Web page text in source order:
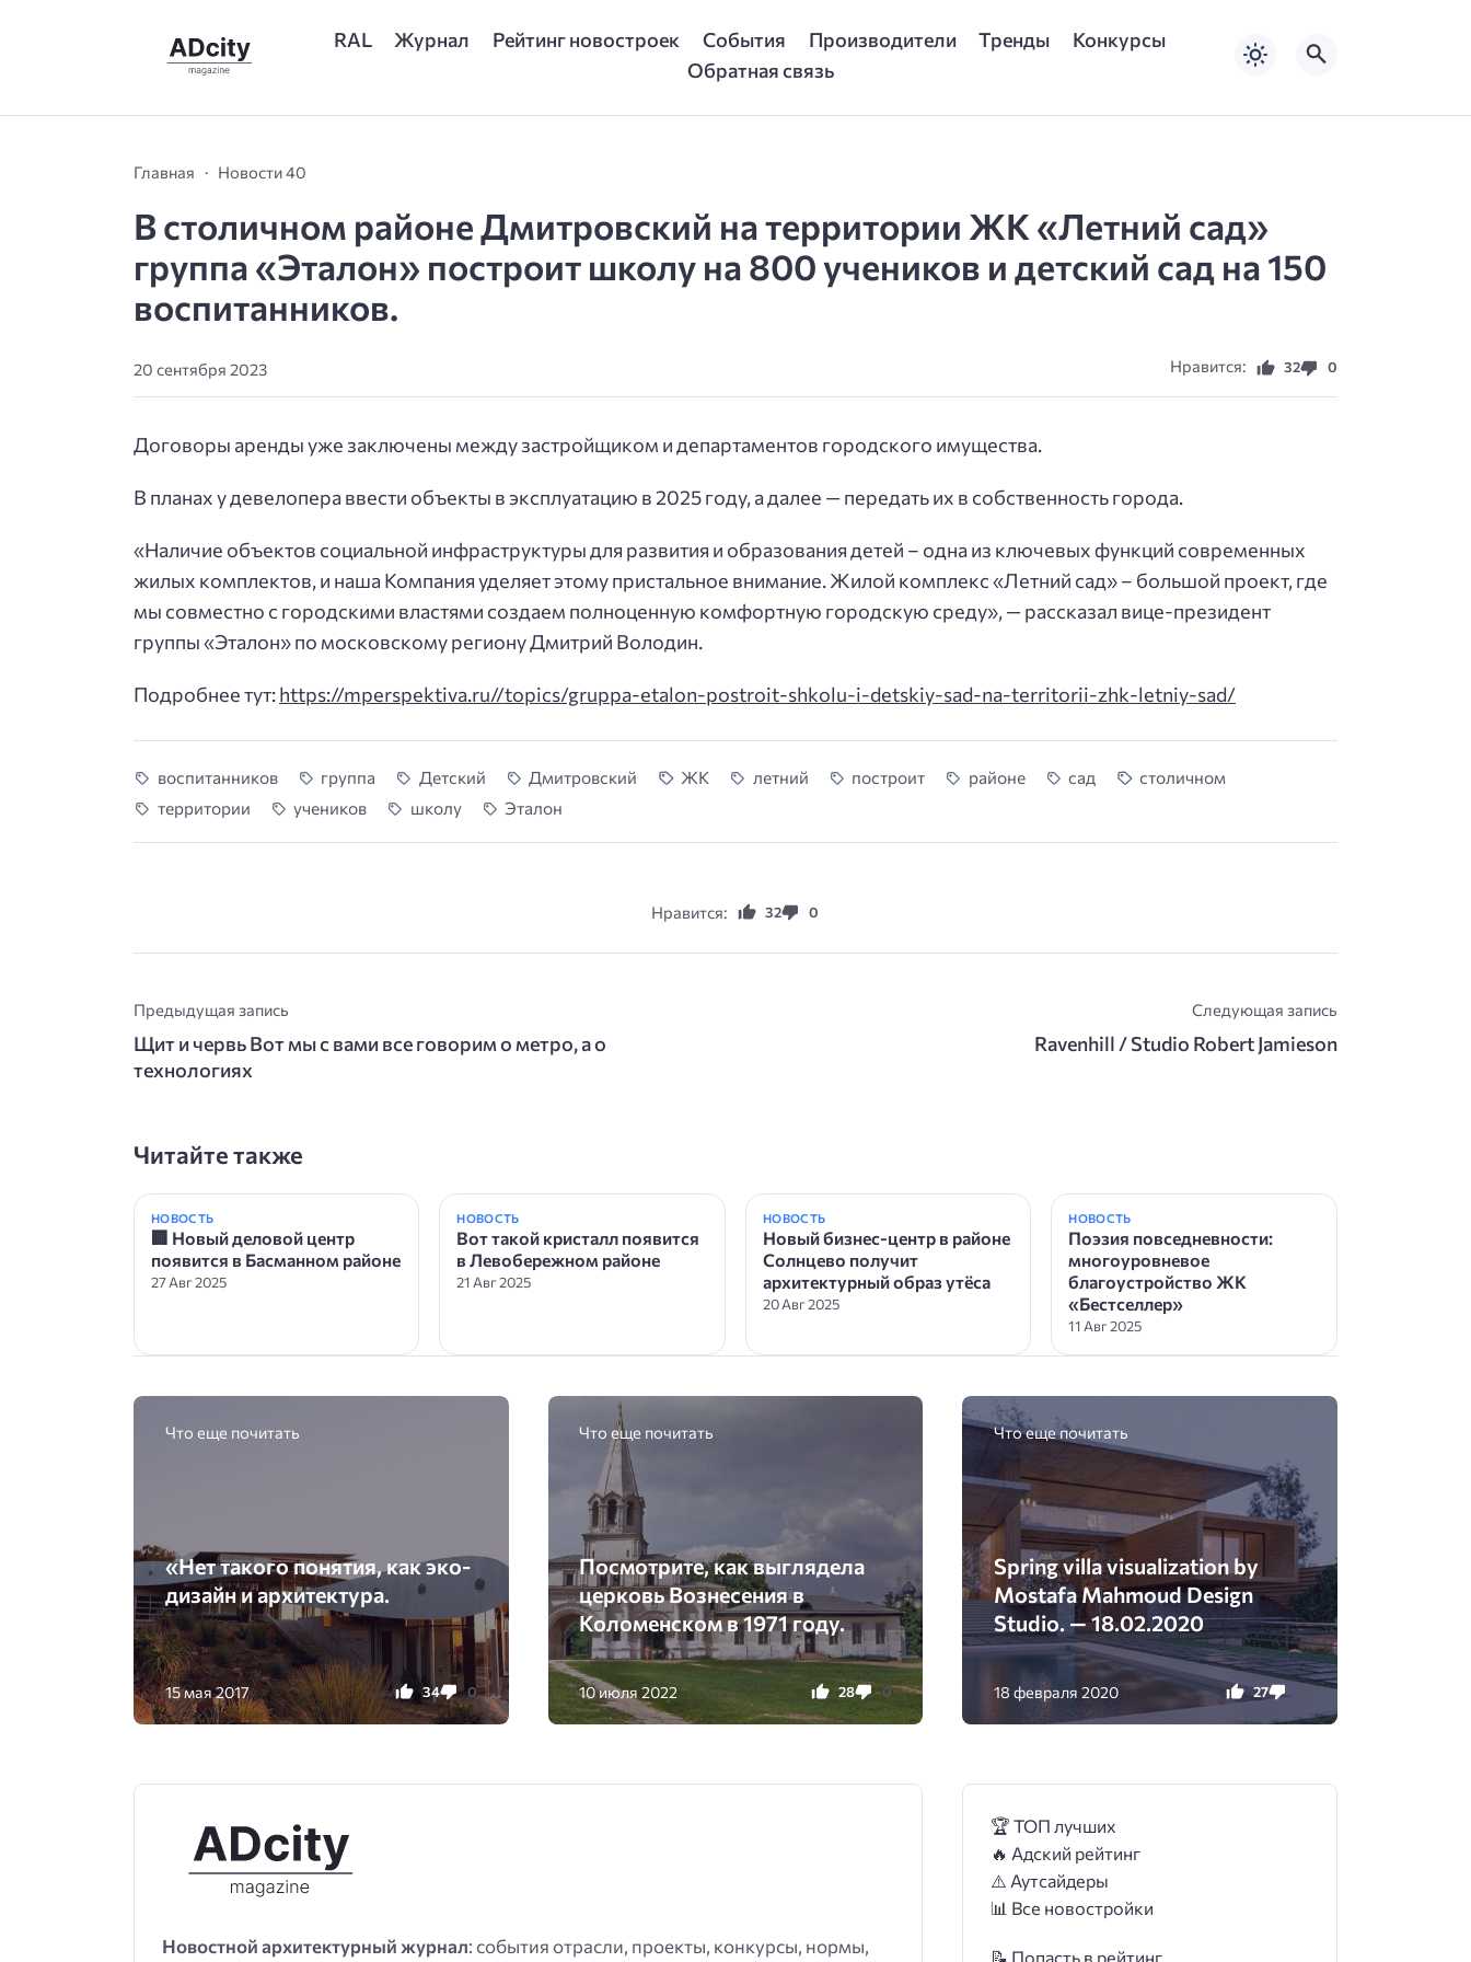
RAL Журнал Рейтинг новостроек События Производители Тренды
Конкурсы
Обратная связь
Главная Новости 40
В столичном районе Дмитровский на территории ЖК «Летний сад»
группа «Эталон» построит школу на 800 учеников и детский сад на 150
воспитанников.
20 сентября 2023 Нравится: 32 0
Договоры аренды уже заключены между застройщиком и департаментов городского имущества.
В планах у девелопера ввести объекты в эксплуатацию в 2025 году, а далее — передать их в собственность города.
«Наличие объектов социальной инфраструктуры для развития и образования детей – одна из ключевых функций современных
жилых комплектов, и наша Компания уделяет этому пристальное внимание. Жилой комплекс «Летний сад» – большой проект, где
мы совместно с городскими властями создаем полноценную комфортную городскую среду», — рассказал вице-президент
группы «Эталон» по московскому региону Дмитрий Володин.
Подробнее тут:https://mperspektiva.ru//topics/gruppa-etalon-postroit-shkolu-i-detskiy-sad-na-territorii-zhk-letniy-sad/
воспитанников группа Детский Дмитровский ЖК летний построит районе сад
столичном
территории
учеников школу Эталон
Нравится: 32 0
Предыдущая запись
Щит и червь Вот мы с вами все говорим о метро, а о
технологиях
Следующая запись
Ravenhill / Studio Robert Jamieson
Читайте также
НОВОСТЬ
🏢 Новый деловой центр
появится в Басманном районе
27 Авг 2025
НОВОСТЬ
Вот такой кристалл появится
в Левобережном районе
21 Авг 2025
НОВОСТЬ
Новый бизнес-центр в районе
Солнцево получит
архитектурный образ утёса
20 Авг 2025
НОВОСТЬ
Поэзия повседневности:
многоуровневое
благоустройство ЖК
«Бестселлер»
11 Авг 2025
Что еще почитать
«Нет такого понятия, как эко-
дизайн и архитектура.
15 мая 2017 34 0
Что еще почитать
Посмотрите, как выглядела
церковь Вознесения в
Коломенском в 1971 году.
10 июля 2022 28 0
Что еще почитать
Spring villa visualization by
Mostafa Mahmoud Design
Studio. — 18.02.2020
18 февраля 2020 27
Новостной архитектурный журнал: события отрасли, проекты, конкурсы, нормы,
🏆 ТОП лучших
🔥 Адский рейтинг
⚠️ Аутсайдеры
📊 Все новостройки
📝 Попасть в рейтинг